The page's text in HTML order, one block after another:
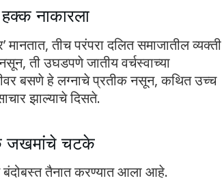
हक्क नाकारला
मानतात, तीच परंपरा दलित समाजातील व्यक्ती
ती उघडपणे जातीय वर्चस्वाच्या
बसणे हे लग्नाचे प्रतीक नसून, कथित उच्च
झाल्याचे दिसते.
जखमांचे चटके
तैनात करण्यात आला आहे.